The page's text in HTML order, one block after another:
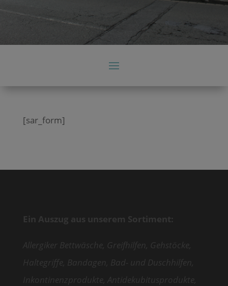
[sar_form]
Ein Auszug aus unserem Sortiment:
Allergiker Bettwäsche, Greifhilfen, Gehstöcke,
Haltegriffe, Bandagen, Bad- und Duschhilfen,
Inkontinenzprodukte, Antidekubitusprodukte,